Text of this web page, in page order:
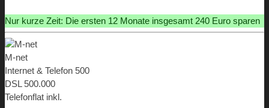
Nur kurze Zeit: Die ersten 12 Monate insgesamt 240 Euro sparen
M-net
Internet & Telefon 500
DSL 500.000
Telefonflat inkl.